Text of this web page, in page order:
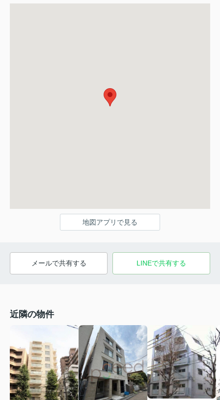
地図アプリで見る
メールで共有する LINEで共有する
近隣の物件